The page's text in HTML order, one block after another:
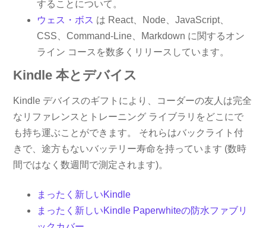
することについて。
ウェス・ボス は React、Node、JavaScript、
CSS、Command-Line、Markdown に関するオン
ライン コースを数多くリリースしています。
Kindle 本とデバイス
Kindle デバイスのギフトにより、コーダーの友人は完全
なリファレンスとトレーニング ライブラリをどこにで
も持ち運ぶことができます。 それらはバックライト付
きで、途方もないバッテリー寿命を持っています (数時
間ではなく数週間で測定されます)。
まったく新しいKindle
まったく新しいKindle Paperwhiteの防水ファブリ